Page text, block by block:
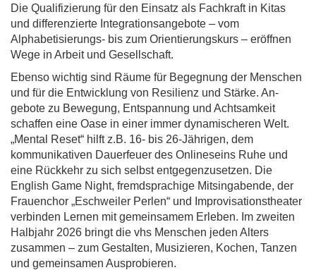
Die Qualifizierung für den Einsatz als Fachkraft in Kitas
und differenzierte Integrationsangebote – vom
Alphabetisierungs- bis zum Orientierungskurs – eröffnen
Wege in Arbeit und Gesellschaft.
Ebenso wichtig sind Räume für Begegnung der Menschen
und für die Entwicklung von Resilienz und Stärke. An-
gebote zu Bewegung, Entspannung und Achtsamkeit
schaffen eine Oase in einer immer dynamischeren Welt.
„Mental Reset“ hilft z.B. 16- bis 26-Jährigen, dem
kommunikativen Dauerfeuer des Onlineseins Ruhe und
eine Rückkehr zu sich selbst entgegenzusetzen. Die
English Game Night, fremdsprachige Mitsingabende, der
Frauenchor „Eschweiler Perlen“ und Improvisationstheater
verbinden Lernen mit gemeinsamem Erleben. Im zweiten
Halbjahr 2026 bringt die vhs Menschen jeden Alters
zusammen – zum Gestalten, Musizieren, Kochen, Tanzen
und gemeinsamen Ausprobieren.